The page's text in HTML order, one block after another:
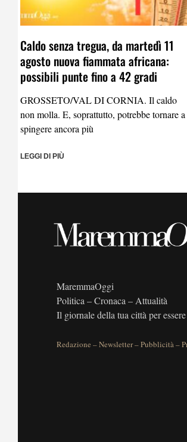
Caldo senza tregua, da martedì 11
agosto nuova fiammata africana:
possibili punte fino a 42 gradi
GROSSETO/VAL DI CORNIA. Il caldo
non molla. E, soprattutto, potrebbe tornare a
spingere ancora più
LEGGI DI PIÙ
MaremmaOggi
Politica – Cronaca – Attualità
Il giornale della tua città per
Redazione –Newsletter–Pubblicità–